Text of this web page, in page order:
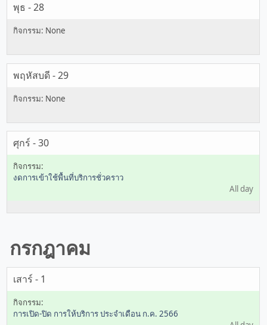
พุธ - 28
พฤหัสบดี - 29
ศุกร์ - 30
งดการเข้าใช้พื้นที่บริการชั่วคราว
All day
กรกฎาคม
เสาร์ - 1
การเปิด-ปิด การให้บริการ ประจำเดือน ก.ค. 2566